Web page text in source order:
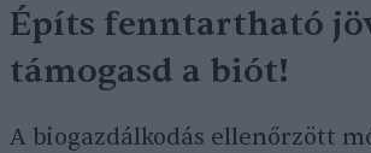
Építs fenntartható
támogasd a biót!
A biogazdálkodás ellenőrzött